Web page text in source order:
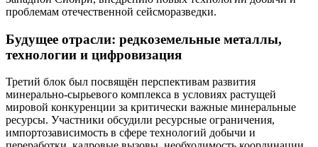
проблемам отечественной сейсморазведки.
Будущее отрасли: редкоземельные металлы,
технологии и цифровизация
Третий блок был посвящён перспективам развития
минерально-сырьевого комплекса в условиях растущей
мировой конкуренции за критически важные минеральные
ресурсы. Участники обсудили ресурсные ограничения,
импортозависимость в сфере технологий добычи и